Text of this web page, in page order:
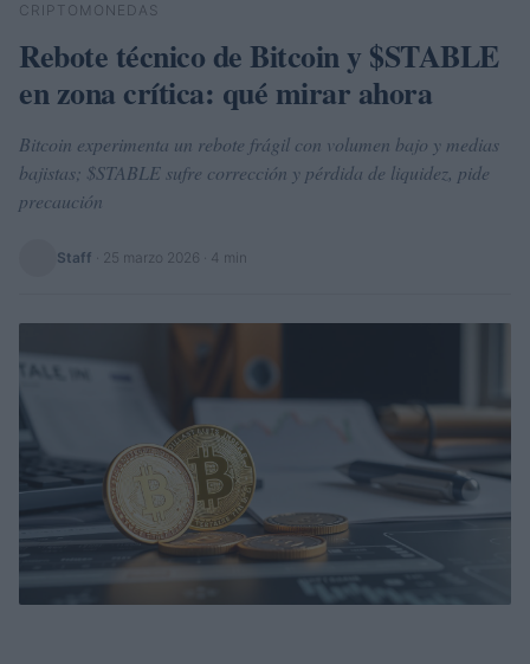
Buscar
CRIPTOMONEDAS
Rebote técnico de Bitcoin y $STABLE
en zona crítica: qué mirar ahora
Bitcoin experimenta un rebote frágil con volumen bajo y medias
bajistas; $STABLE sufre corrección y pérdida de liquidez, pide
precaución
Staff 25 marzo 2026 · 4 min